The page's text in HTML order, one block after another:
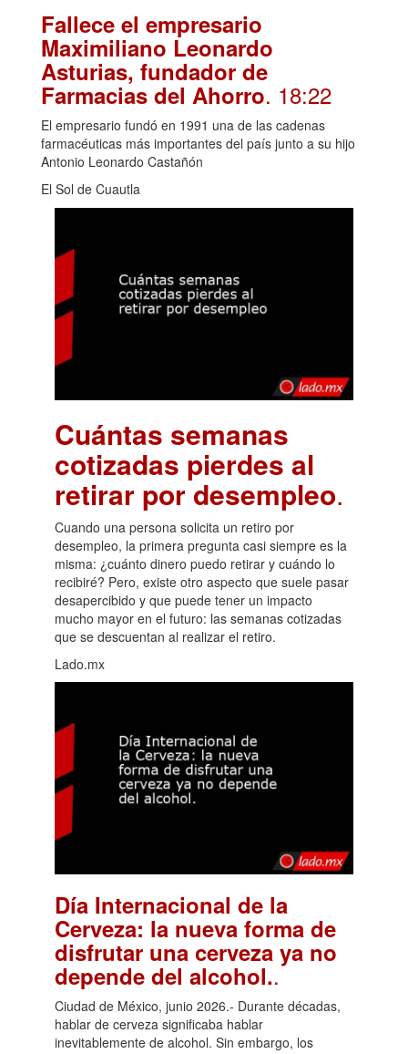
Fallece el empresario
Maximiliano Leonardo
Asturias, fundador de
Farmacias del Ahorro. 18:22
El empresario fundó en 1991 una de las cadenas
farmacéuticas más importantes del país junto a su hijo
Antonio Leonardo Castañón
El Sol de Cuautla
Cuántas semanas
cotizadas pierdes al
retirar por desempleo.
Cuando una persona solicita un retiro por
desempleo, la primera pregunta casi siempre es la
misma: ¿cuánto dinero puedo retirar y cuándo lo
recibiré? Pero, existe otro aspecto que suele pasar
desapercibido y que puede tener un impacto
mucho mayor en el futuro: las semanas cotizadas
que se descuentan al realizar el retiro.
Lado.mx
Día Internacional de la
Cerveza: la nueva forma de
disfrutar una cerveza ya no
depende del alcohol..
Ciudad de México, junio 2026.- Durante décadas,
hablar de cerveza significaba hablar
inevitablemente de alcohol. Sin embargo, los